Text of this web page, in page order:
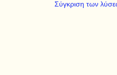
Σύγκριση των